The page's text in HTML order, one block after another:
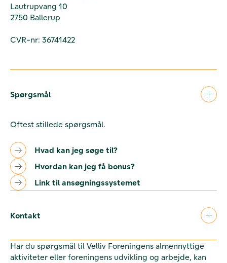
Lautrupvang 10
2750 Ballerup
CVR-nr: 36741422
Spørgsmål
Oftest stillede spørgsmål.
Hvad kan jeg søge til?
Hvordan kan jeg få bonus?
Link til ansøgningssystemet
Kontakt
Har du spørgsmål til Velliv Foreningens almennyttige
aktiviteter eller foreningens udvikling og arbejde, kan